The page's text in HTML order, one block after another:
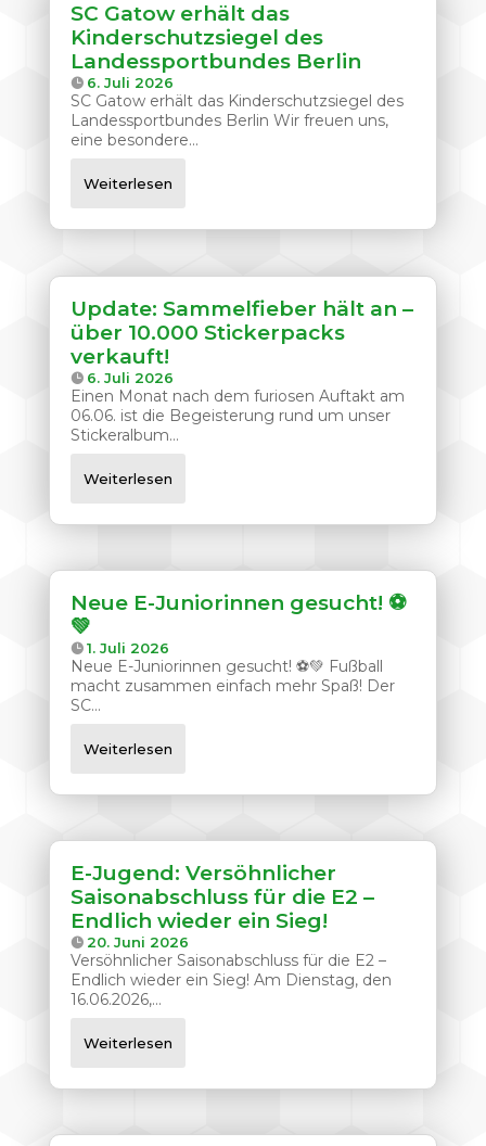
SC Gatow erhält das
Kinderschutzsiegel des
Landessportbundes Berlin
6. Juli 2026
SC Gatow erhält das Kinderschutzsiegel des
Landessportbundes Berlin Wir freuen uns,
eine besondere...
Weiterlesen
Update: Sammelfieber hält an –
über 10.000 Stickerpacks
verkauft!
6. Juli 2026
Einen Monat nach dem furiosen Auftakt am
06.06. ist die Begeisterung rund um unser
Stickeralbum...
Weiterlesen
Neue E-Juniorinnen gesucht! ⚽
💚
1. Juli 2026
Neue E-Juniorinnen gesucht! ⚽💚 Fußball
macht zusammen einfach mehr Spaß! Der
SC...
Weiterlesen
E-Jugend: Versöhnlicher
Saisonabschluss für die E2 –
Endlich wieder ein Sieg!
20. Juni 2026
Versöhnlicher Saisonabschluss für die E2 –
Endlich wieder ein Sieg! Am Dienstag, den
16.06.2026,...
Weiterlesen